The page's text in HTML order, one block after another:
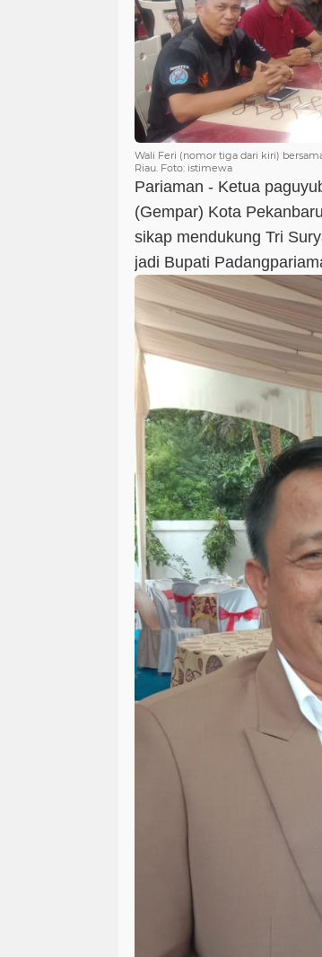
Wali Feri (nomor tiga dari kiri)
Riau. Foto: istimewa
Pariaman - Ketua
(Gempar) Kota
sikap mendukung Tri
jadi Bupati